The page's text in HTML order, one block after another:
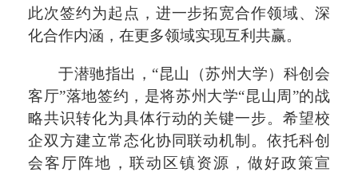
此次签约为起点，进一步拓宽合作领域、深
化合作内涵，在更多领域实现互利共赢。
于潜驰指出，“昆山（苏州大学）科创会
客厅”落地签约， 是将苏州大学“昆山周”的战
略共识转化为具体行动的关键一步。希望校
企双方建立常态化协同联动机制。依托科创
会客厅阵地，联动区镇资源，做好政策宣